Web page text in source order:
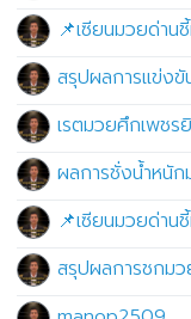
📌เซียนมวยด่า
สรุปผลการแข่ง
เรตมวยศึกเพช
ผลการชั่งน้ำหนั
📌เซียนมวยด่า
สรุปผลการชกม